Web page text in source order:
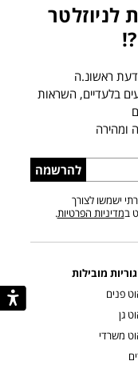
לניוזלטר
ראשונ.ה
בלעדיים, השראות
ומהירה
להרשמה
ישמשו לצורך
במדיניות הפרטיות.
מובילות
פנים
גן
משרדי